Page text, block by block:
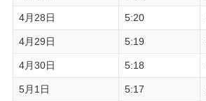
4月28日 5:20
4月29日 5:19
4月30日 5:18
5月1日 5:17